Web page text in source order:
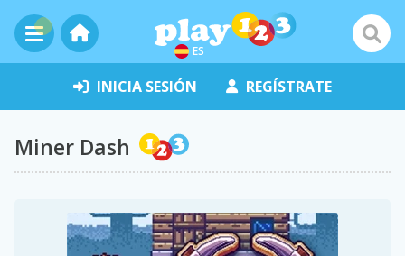
ES
INICIA SESIÓN REGÍSTRATE
Miner Dash